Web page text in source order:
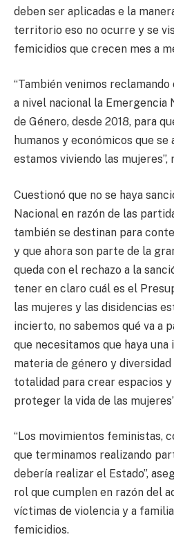
deben ser aplicadas e la
territorio eso no ocurre y se
femicidios que crecen mes a
“También venimos reclamando
a nivel nacional la Emergencia
de Género, desde 2018, para
humanos y económicos que se
estamos viviendo las mujeres”,
Cuestionó que no se haya
Nacional en razón de las
también se destinan para
y que ahora son parte de la
queda con el rechazo a la
tener en claro cuál es el
las mujeres y las disidencias
incierto, no sabemos qué va a
que necesitamos que haya
materia de género y
totalidad para crear espacios
proteger la vida de las
“Los movimientos feministas,
que terminamos realizando
debería realizar el Estado”,
rol que cumplen en razón del
víctimas de violencia y a
femicidios.